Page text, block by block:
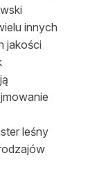
innych
jakości
leśny